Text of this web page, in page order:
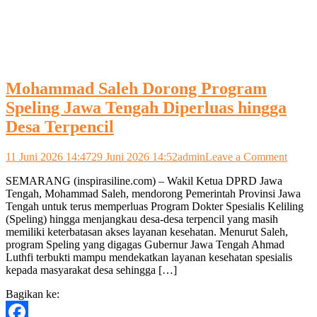
Mohammad Saleh Dorong Program
Speling Jawa Tengah Diperluas hingga
Desa Terpencil
11 Juni 2026 14:4729 Juni 2026 14:52adminLeave a Commenton
Jawa
SEMARANG (inspirasiline.com) – Wakil Ketua DPRD Jawa
Tengah, Mohammad Saleh, mendorong Pemerintah Provinsi Jawa
Tengah untuk terus memperluas Program Dokter Spesialis Keliling
(Speling) hingga menjangkau desa-desa terpencil yang masih
memiliki keterbatasan akses layanan kesehatan. Menurut Saleh,
program Speling yang digagas Gubernur Jawa Tengah Ahmad
Luthfi terbukti mampu mendekatkan layanan kesehatan spesialis
kepada masyarakat desa sehingga […]
Bagikan ke: